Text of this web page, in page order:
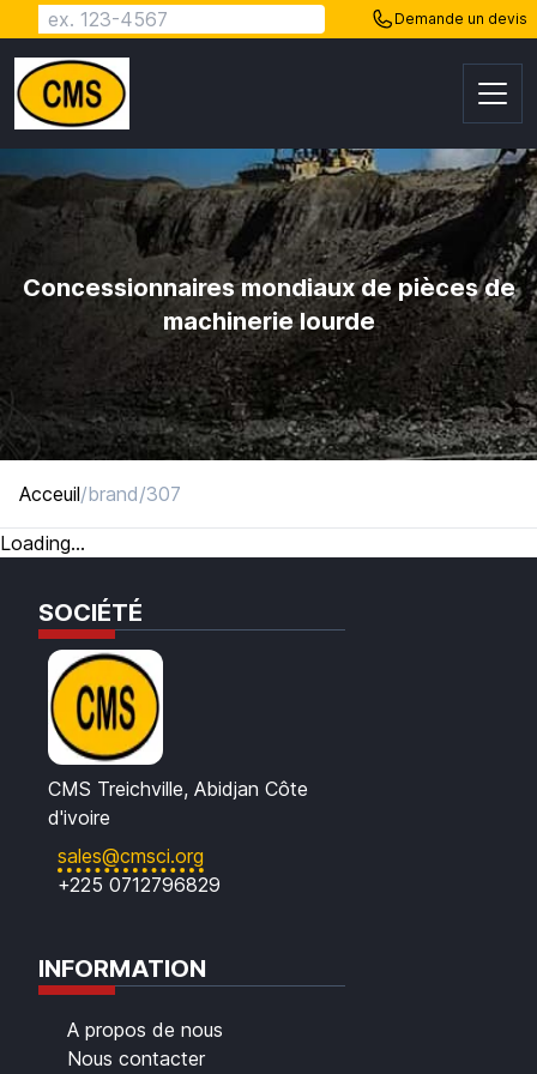
Change Language
Demande un devis
Concessionnaires mondiaux de pièces de
machinerie lourde
Acceuil/brand/307
Loading...
SOCIÉTÉ
CMS Treichville, Abidjan Côte
d'ivoire
sales@cmsci.org
+225 0712796829
INFORMATION
A propos de nous
Nous contacter